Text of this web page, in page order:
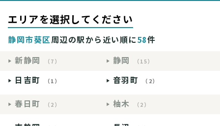
エリアを選択してください
静岡市葵区周辺の駅から近い順に58件
新静岡
（7） 静岡 （15）
日吉町 （1） 音羽町 （2）
春日町 （2） 柚木 （2）